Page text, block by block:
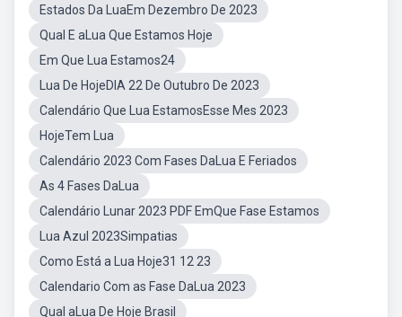
Estados Da LuaEm Dezembro De 2023
Qual E aLua Que Estamos Hoje
Em Que Lua Estamos24
Lua De HojeDIA 22 De Outubro De 2023
Calendário Que Lua EstamosEsse Mes 2023
HojeTem Lua
Calendário 2023 Com Fases DaLua E Feriados
As 4 Fases DaLua
Calendário Lunar 2023 PDF EmQue Fase Estamos
Lua Azul 2023Simpatias
Como Está a Lua Hoje31 12 23
Calendario Com as Fase DaLua 2023
Qual aLua De Hoje Brasil